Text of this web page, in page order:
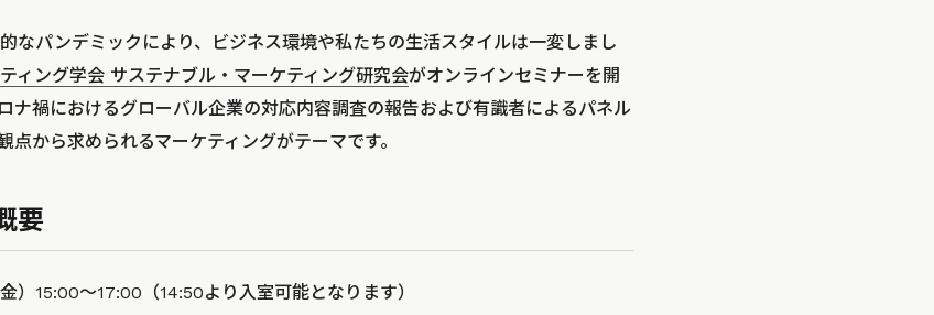
なパンデミックにより、ビジネス環境や私たちの生活スタイルは一変しまし
ィング学会 サステナブル・マーケティング研究会がオンラインセミナーを開
ナ禍におけるグローバル企業の対応内容調査の報告および有識者によるパネル
点から求められるマーケティングがテーマです。
要
）15:00～17:00（14:50より入室可能となります）